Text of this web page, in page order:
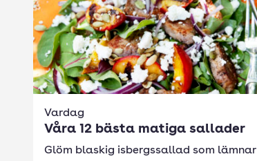
Vardag
Våra 12 bästa matiga sallader
Glöm blaskig isbergssallad som lämnar